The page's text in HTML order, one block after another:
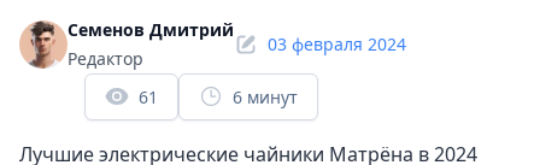
Семенов Дмитрий
Редактор
03 февраля 2024
61 6 минут
Лучшие электрические чайники Матрёна в 2024